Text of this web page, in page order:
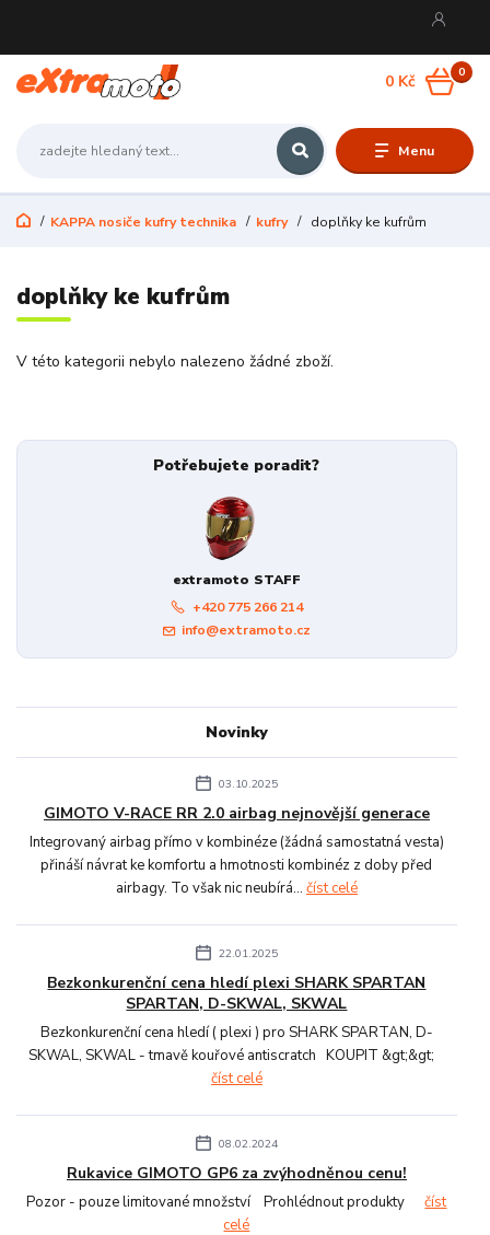
Menu
0
0 Kč
KAPPA nosiče kufry technika kufry doplňky ke kufrům
doplňky ke kufrům
V této kategorii nebylo nalezeno žádné zboží.
Potřebujete poradit?
extramoto STAFF
+420 775 266 214
info@extramoto.cz
Novinky
03.10.2025
GIMOTO V-RACE RR 2.0 airbag nejnovější generace
Integrovaný airbag přímo v kombinéze (žádná samostatná vesta)
přináší návrat ke komfortu a hmotnosti kombinéz z doby před
airbagy. To však nic neubírá... číst celé
22.01.2025
Bezkonkurenční cena hledí plexi SHARK SPARTAN
SPARTAN, D-SKWAL, SKWAL
Bezkonkurenční cena hledí ( plexi ) pro SHARK SPARTAN, D-
SKWAL, SKWAL - tmavě kouřové antiscratch KOUPIT &gt;&gt;
číst celé
08.02.2024
Rukavice GIMOTO GP6 za zvýhodněnou cenu!
Pozor - pouze limitované množství Prohlédnout produktyčíst
celé